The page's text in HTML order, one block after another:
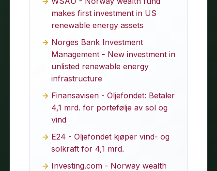
makes first investment in US
renewable energy assets
Norges Bank Investment
Management - New investment in
unlisted renewable energy
infrastructure
Finansavisen - Oljefondet: Betaler
4,1 mrd. for portefølje av sol og
vind
E24 - Oljefondet kjøper vind- og
solkraft for 4,1 mrd.
Investing.com - Norway wealth